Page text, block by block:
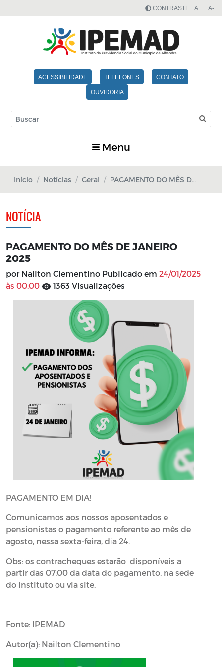
ACESSIBILIDADE TELEFONES CONTATO
OUVIDORIA
CONTRASTE A+ A-
Menu
Início Notícias Geral PAGAMENTO DO MÊS DE JANEIRO 2025
NOTÍCIA
PAGAMENTO DO MÊS DE JANEIRO
2025
por Nailton Clementino Publicado em 24/01/2025
às 00:00
1363 Visualizações
PAGAMENTO EM DIA!
Comunicamos aos nossos aposentados e
pensionistas o pagamento referente ao mês de
agosto, nessa sexta-feira, dia 24.
Obs: os contracheques estarão disponíveis a
partir das 07:00 da data do pagamento, na sede
do instituto ou via site.
Fonte: IPEMAD
Autor(a): Nailton Clementino